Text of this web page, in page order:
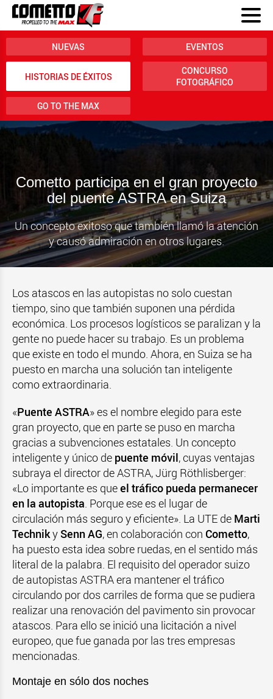
NUEVAS EVENTOS
HISTORIAS DE ÉXITOS
CONCURSO
FOTOGRÁFICO
GO TO THE MAX
Cometto participa en el gran proyecto
del puente ASTRA en Suiza
Un concepto exitoso que también llamó la atención
y causó admiración en otros lugares.
Los atascos en las autopistas no solo cuestan
tiempo, sino que también suponen una pérdida
económica. Los procesos logísticos se paralizan y la
gente no puede hacer su trabajo. Es un problema
que existe en todo el mundo. Ahora, en Suiza se ha
puesto en marcha una solución tan inteligente
como extraordinaria.
«Puente ASTRA» es el nombre elegido para este
gran proyecto, que en parte se puso en marcha
gracias a subvenciones estatales. Un concepto
inteligente y único de puente móvil, cuyas ventajas
subraya el director de ASTRA, Jürg Röthlisberger:
«Lo importante es queel tráfico pueda permanecer
en la autopista. Porque ese es el lugar de
circulación más seguro y eficiente». La UTE de Marti
TechnikySenn AG, en colaboración con Cometto,
ha puesto esta idea sobre ruedas, en el sentido más
literal de la palabra. El requisito del operador suizo
de autopistas ASTRA era mantener el tráfico
circulando por dos carriles de forma que se pudiera
realizar una renovación del pavimento sin provocar
atascos. Para ello se inició una licitación a nivel
europeo, que fue ganada por las tres empresas
mencionadas.
Montaje en sólo dos noches